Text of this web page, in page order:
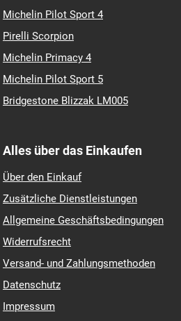
Michelin Pilot Sport 4
Pirelli Scorpion
Michelin Primacy 4
Michelin Pilot Sport 5
Bridgestone Blizzak LM005
Alles über das Einkaufen
Über den Einkauf
Zusätzliche Dienstleistungen
Allgemeine Geschäftsbedingungen
Widerrufsrecht
Versand- und Zahlungsmethoden
Datenschutz
Impressum